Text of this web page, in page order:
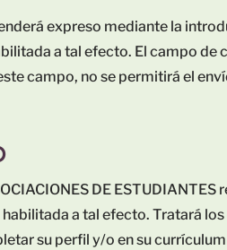
expreso mediante la
a tal efecto. El campo
campo, no se permitirá el
DE
a tal efecto. Tratará
su perfil y/o en su